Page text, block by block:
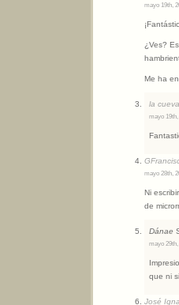
mayo 19th,
¿Ves?
Me ha
la
mayo
mayo 28th,
Ni
de
Dánae
mayo
que ni
José